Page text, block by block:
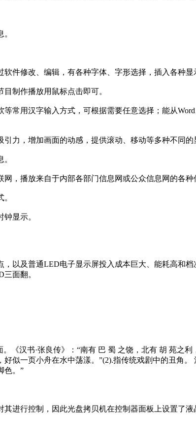
件修改、编辑，有各种字体、字形选择，插入各种
制作播放用鼠标点击即可。
常用汉字输入方式，可根据需要任意选择；能从
力，增加画面的动感，提供滚动、移动等多种不同的
，播放来自于内部各部门信息网或公众信息网的各
显示。
以及普通LED电子显示屏投入成本巨大、能耗高和
面翻。
《汉书·张良传》：“南有 巴 蜀 之饶，北有 胡 苑之
一页小舟在水中荡漾。”(2).指传统戏剧中的丑角。
色。”
进行控制，因此光盘拷贝机在控制器面板上设置了